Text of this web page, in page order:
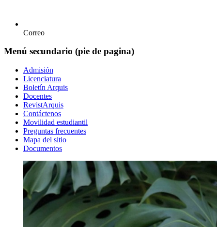
Correo
Menú secundario (pie de pagina)
Admisión
Licenciatura
Boletín Arquis
Docentes
RevistArquis
Contáctenos
Movilidad estudiantil
Preguntas frecuentes
Mapa del sitio
Documentos